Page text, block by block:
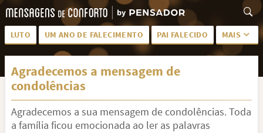
LUTO UM ANO DE FALECIMENTO PAI FALECIDO MAIS
LUTO PARA AMIGA PALAVRAS
SAUDADES DA MÃE
PÊSAMES PARA AMIGA DESCANSE EM PAZ
MEUS SENTIMENTOS PÊSAMES PARA AMIGO
Agradecemos a mensagem de
condolências
Agradecemos a sua mensagem de condolências. Toda
a família ficou emocionada ao ler as palavras